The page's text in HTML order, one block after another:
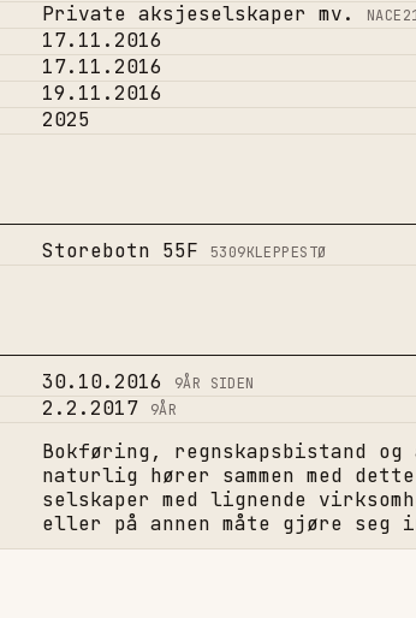
Private aksjeselskaper mv. NACE
17.11.2016
17.11.2016
19.11.2016
2025
Storebotn 55F 5309KLEPPESTØ
30.10.2016 9ÅR SIDEN
2.2.2017 9ÅR
Bokføring, regnskapsbistand
naturlig hører sammen med
selskaper med lignende
eller på annen måte gjøre